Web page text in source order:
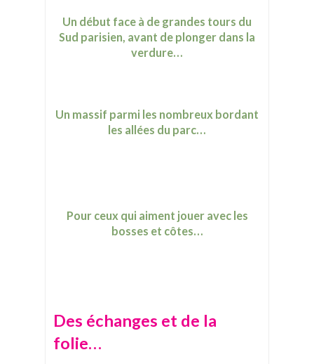
Un début face à de grandes tours du
Sud parisien, avant de plonger dans la
verdure…
Un massif parmi les nombreux bordant
les allées du parc…
Pour ceux qui aiment jouer avec les
bosses et côtes…
Des échanges et de la
folie…